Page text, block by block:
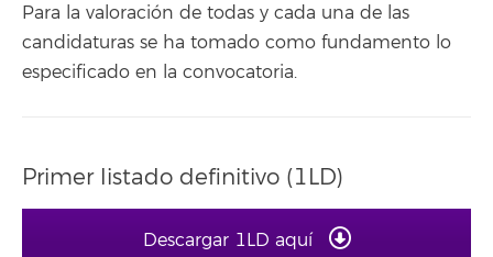
Para la valoración de todas y cada una de las
candidaturas se ha tomado como fundamento lo
especificado en la convocatoria.
Primer listado definitivo (1LD)
Descargar 1LD aquí